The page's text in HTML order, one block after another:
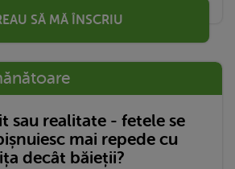
SĂ MĂ ÎNSCRIU
sau realitate - fetele se
mai repede cu
decât băieții?